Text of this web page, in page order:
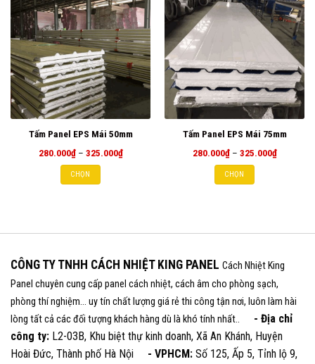
Tấm Panel EPS Mái 50mm
280.000₫ – 325.000₫Khoảng
giá:
CHỌN
Tấm Panel EPS Mái 75mm
280.000₫ – 325.000₫Khoảng
giá:
CHỌN
CÔNG TY TNHH CÁCH NHIỆT KING PANEL Cách Nhiệt King
Panel chuyên cung cấp panel cách nhiệt, cách âm cho phòng sạch,
phòng thí nghiệm... uy tín chất lượng giá rẻ thi công tận nơi, luôn làm hài
lòng tất cả các đối tượng khách hàng dù là khó tính nhất..
- Địa chỉ
công ty: L2-03B, Khu biệt thự kinh doanh, Xã An Khánh, Huyện
Hoài Đức, Thành phố Hà Nội - VPHCM: Số 125, Ấp 5, Tỉnh lộ 9,